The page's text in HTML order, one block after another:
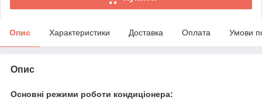
Опис Характеристики Доставка Оплата Умови
Опис
Основні режими роботи кондиціонера: